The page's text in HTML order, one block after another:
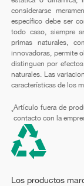
considerarse
específico debe ser
todo caso, siempre
primas naturales,
innovadoras, permite
distinguen por
naturales. Las
características de los
*
Artículo fuera de
contacto con la
Los productos